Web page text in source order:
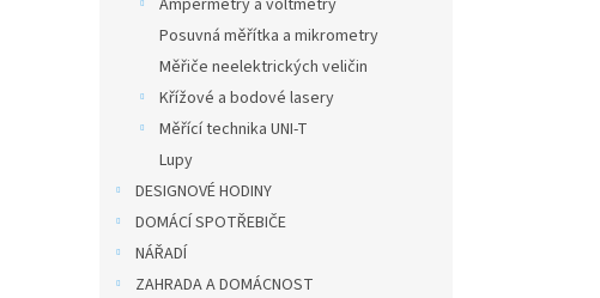
Posuvná měřítka a mikrometry
Měřiče neelektrických veličin
Křížové a bodové lasery
Měřící technika UNI-T
Lupy
DESIGNOVÉ HODINY
DOMÁCÍ SPOTŘEBIČE
NÁŘADÍ
ZAHRADA A DOMÁCNOST